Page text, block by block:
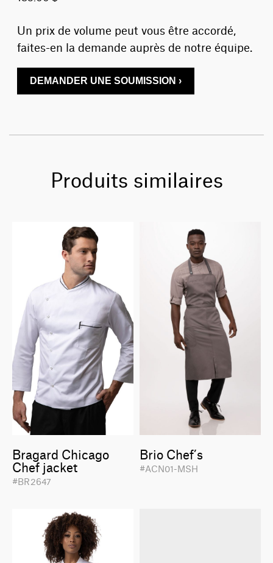
Un prix de volume peut vous être accordé,
faites-en la demande auprès de notre équipe.
DEMANDER UNE SOUMISSION ›
Produits similaires
Bragard Chicago
Chef jacket
#BR2647
Brio Chef’s
#ACN01-MSH